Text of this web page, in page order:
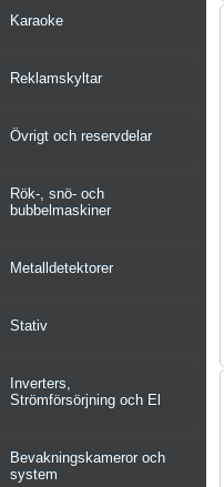
Karaoke
Reklamskyltar
Övrigt och reservdelar
Rök-, snö- och
bubbelmaskiner
Metalldetektorer
Stativ
Inverters,
Strömförsörjning och El
Bevakningskameror och
system